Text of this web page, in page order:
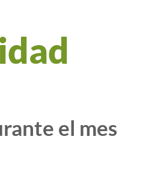
el mes